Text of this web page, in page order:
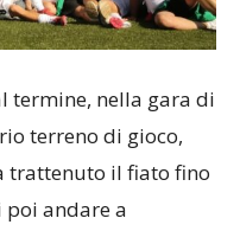
termine, nella gara di
terreno di gioco,
trattenuto il fiato fino
andare a